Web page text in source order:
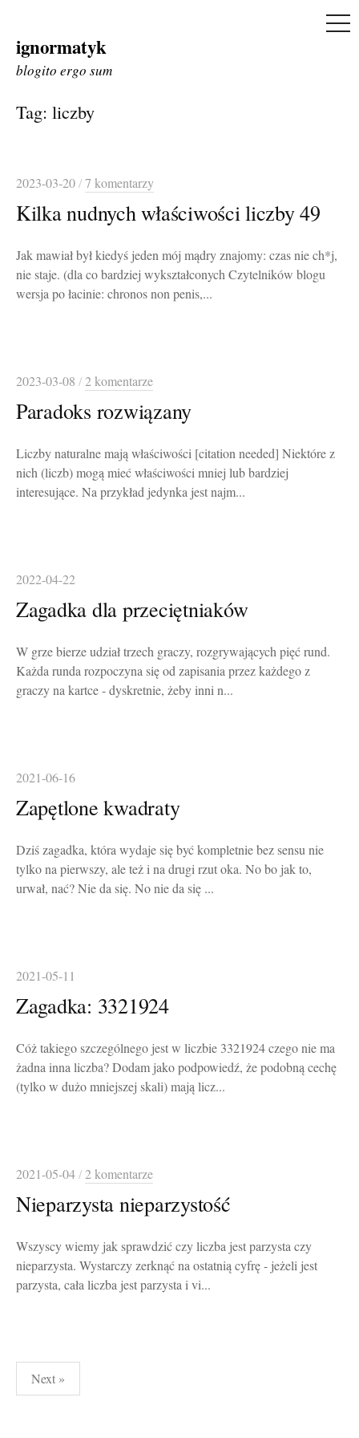
Skip
to
ignormatyk
blogito ergo sum
Tag: liczby
2023-03-20/7 komentarzy
Kilka nudnych właściwości liczby 49
Jak mawiał był kiedyś jeden mój mądry znajomy: czas nie ch*j,
nie staje. (dla co bardziej wykształconych Czytelników blogu
wersja po łacinie: chronos non penis,...
2023-03-08 /2 komentarze
Paradoks rozwiązany
Liczby naturalne mają właściwości [citation needed] Niektóre z
nich (liczb) mogą mieć właściwości mniej lub bardziej
interesujące. Na przykład jedynka jest najm...
2022-04-22
Zagadka dla przeciętniaków
W grze bierze udział trzech graczy, rozgrywających pięć rund.
Każda runda rozpoczyna się od zapisania przez każdego z
graczy na kartce - dyskretnie, żeby inni n...
2021-06-16
Zapętlone kwadraty
Dziś zagadka, która wydaje się być kompletnie bez sensu nie
tylko na pierwszy, ale też i na drugi rzut oka. No bo jak to,
urwał, nać? Nie da się. No nie da się ...
2021-05-11
Zagadka: 3321924
Cóż takiego szczególnego jest w liczbie 3321924 czego nie ma
żadna inna liczba? Dodam jako podpowiedź, że podobną cechę
(tylko w dużo mniejszej skali) mają licz...
2021-05-04/2 komentarze
Nieparzysta nieparzystość
Wszyscy wiemy jak sprawdzić czy liczba jest parzysta czy
nieparzysta. Wystarczy zerknąć na ostatnią cyfrę - jeżeli jest
parzysta, cała liczba jest parzysta i vi...
Stronicowanie
wpisów
Next »